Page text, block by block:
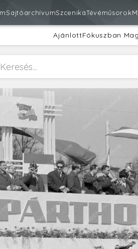
SajtóarchívumSzcenikaTévéműsorok
AjánlottFókuszban